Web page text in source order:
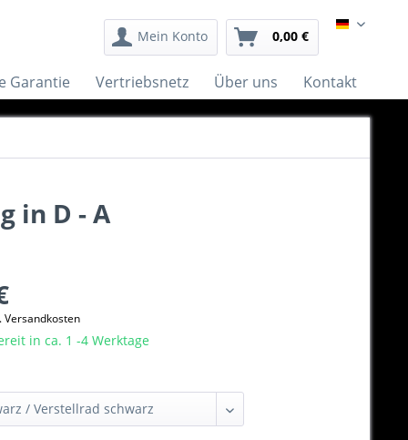
Mein Konto 0,00 € German
Garantie Vertriebsnetz Über uns Kontakt
in D - A
Versandkosten
in ca. 1 -4 Werktage